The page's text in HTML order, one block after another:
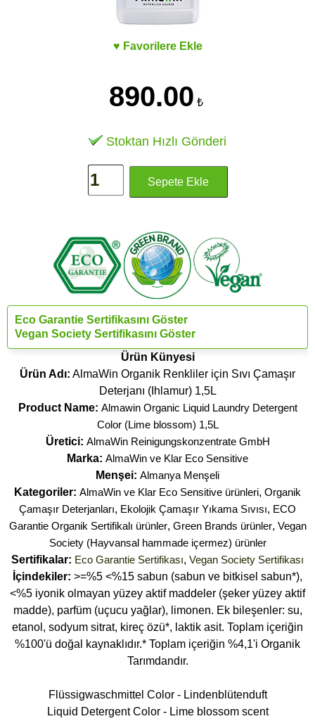
♥ Favorilere Ekle
890.00 ₺
Stoktan Hızlı Gönderi
Eco Garantie Sertifikasını Göster
Vegan Society Sertifikasını Göster
Ürün Künyesi
Ürün Adı: AlmaWin Organik Renkliler için Sıvı Çamaşır
Deterjanı (Ihlamur) 1,5L
Product Name: Almawin Organic Liquid Laundry Detergent
Color (Lime blossom) 1,5L
Üretici: AlmaWin Reinigungskonzentrate GmbH
Marka: AlmaWin ve Klar Eco Sensitive
Menşei: Almanya Menşeli
Kategoriler: AlmaWin ve Klar Eco Sensitive ürünleri, Organik
Çamaşır Deterjanları, Ekolojik Çamaşır Yıkama Sıvısı, ECO
Garantie Organik Sertifikalı ürünler, Green Brands ürünler, Vegan
Society (Hayvansal hammade içermez) ürünler
Sertifikalar: Eco Garantie Sertifikası, Vegan Society Sertifikası
İçindekiler: >=%5 <%15 sabun (sabun ve bitkisel sabun*),
<%5 iyonik olmayan yüzey aktif maddeler (şeker yüzey aktif
madde), parfüm (uçucu yağlar), limonen. Ek bileşenler: su,
etanol, sodyum sitrat, kireç özü*, laktik asit. Toplam içeriğin
%100'ü doğal kaynaklıdır.* Toplam içeriğin %4,1'i Organik
Tarımdandır.
Flüssigwaschmittel Color - Lindenblütenduft
Liquid Detergent Color - Lime blossom scent